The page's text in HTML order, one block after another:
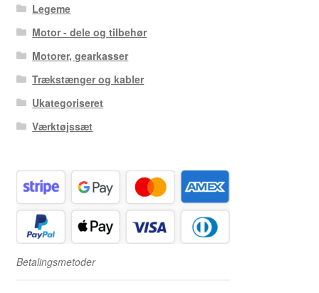
Legeme
Motor - dele og tilbehør
Motorer, gearkasser
Trækstænger og kabler
Ukategoriseret
Værktøjssæt
Betalingsmetoder